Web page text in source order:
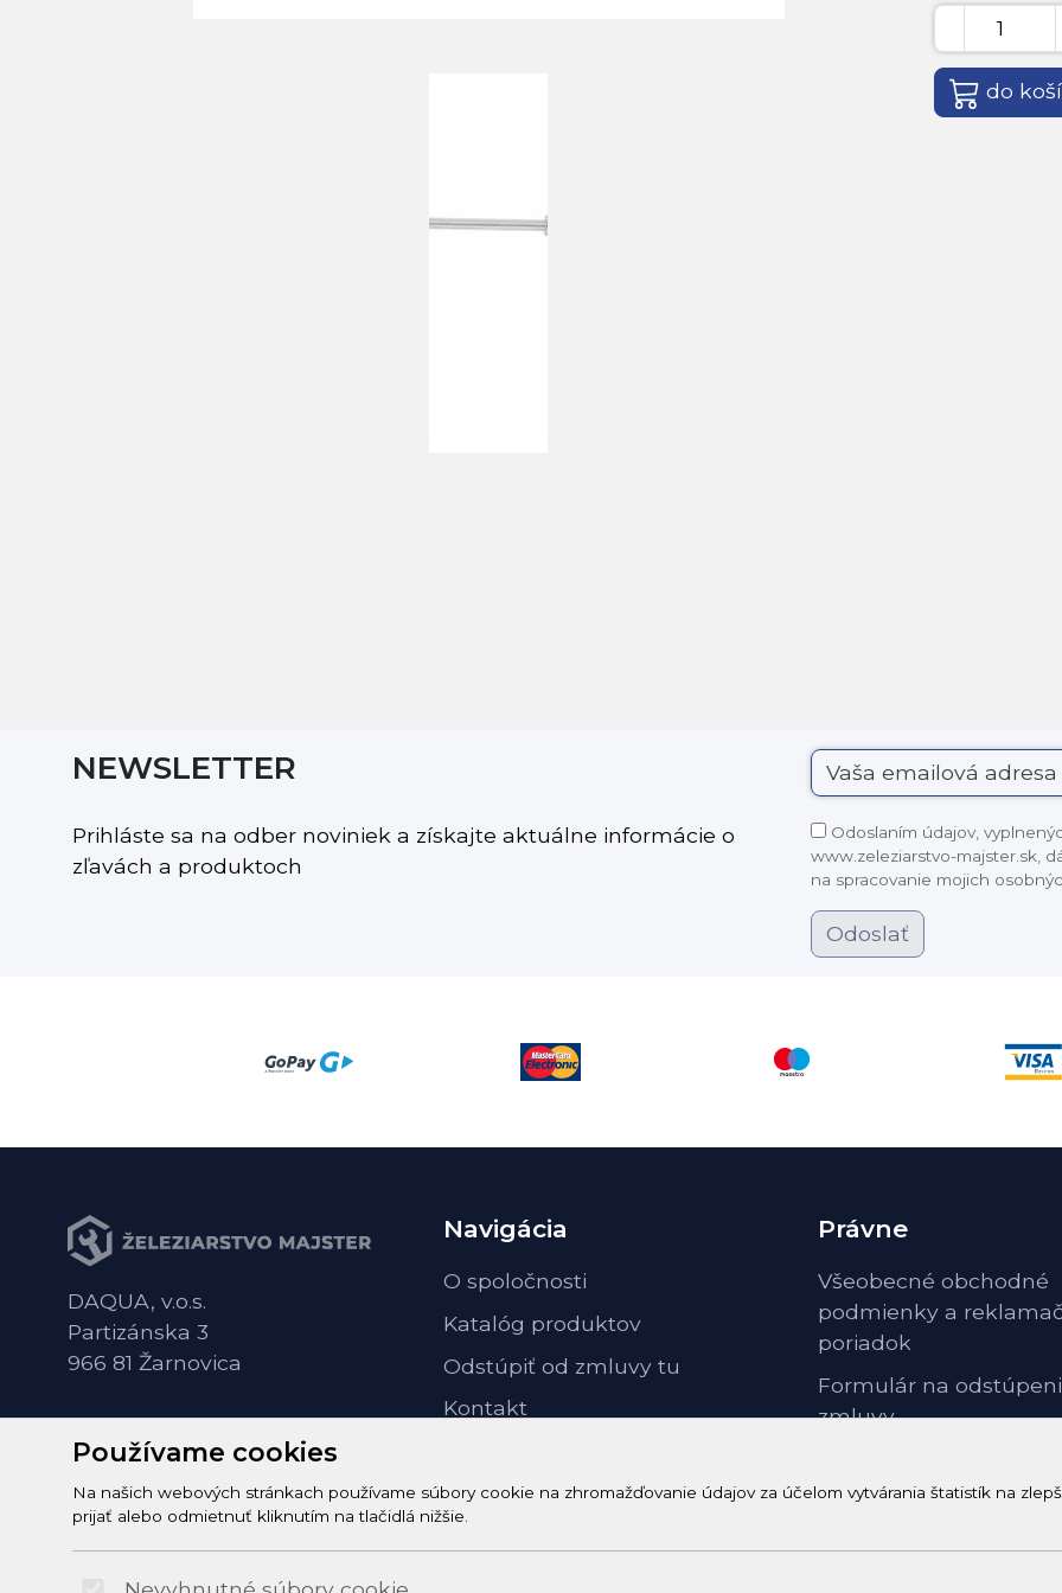
do
NEWSLETTER
Prihláste sa na odber noviniek a získajte aktuálne informácie o
zľavách a produktoch
Odoslaním údajov,
www.zeleziarstvo-majster.sk,
na spracovanie mojich
Odoslať
Používame cookies
Na našich webových stránkach používame súbory cookie na zhromažďovanie údajov za účelom vytvárania štatistík na
prijať alebo odmietnuť kliknutím na tlačidlá nižšie.
DAQUA, v.o.s.
Partizánska 3
966 81 Žarnovica
Navigácia
O spoločnosti
Katalóg produktov
Odstúpiť od zmluvy tu
Kontakt
Právne
Všeobecné obchodné
podmienky a
poriadok
Formulár na
zmluvy
poučenie